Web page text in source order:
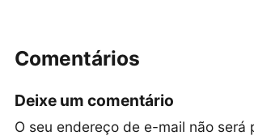
Comentários
Deixe um comentário
O seu endereço de e-mail não será